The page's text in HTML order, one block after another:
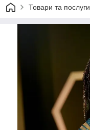
Товари та послуги